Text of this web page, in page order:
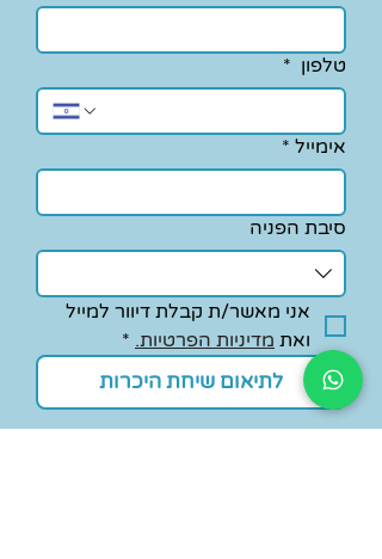
טלפון *
אימייל *
סיבת הפניה
ואת מדיניות הפרטיות. *
לתיאום שיחת היכרות